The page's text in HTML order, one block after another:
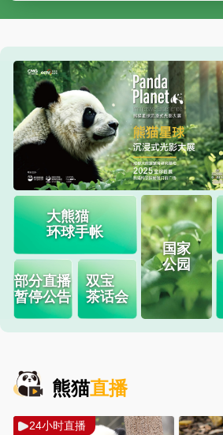
大熊猫
环球手帐
部分直播
暂停公告
双宝
茶话会
国家
公园
熊猫直播
24小时直播